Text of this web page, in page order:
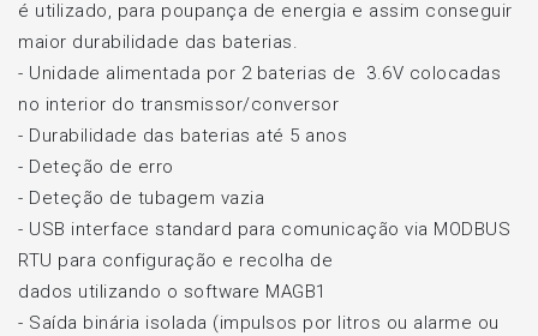
é utilizado, para poupança de energia e assim conseguir
maior durabilidade das baterias.
- Unidade alimentada por 2 baterias de 3.6V colocadas
no interior do transmissor/conversor
- Durabilidade das baterias até 5 anos
- Deteção de erro
- Deteção de tubagem vazia
- USB interface standard para comunicação via MODBUS
RTU para configuração e recolha de
dados utilizando o software MAGB1
- Saída binária isolada (impulsos por litros ou alarme ou